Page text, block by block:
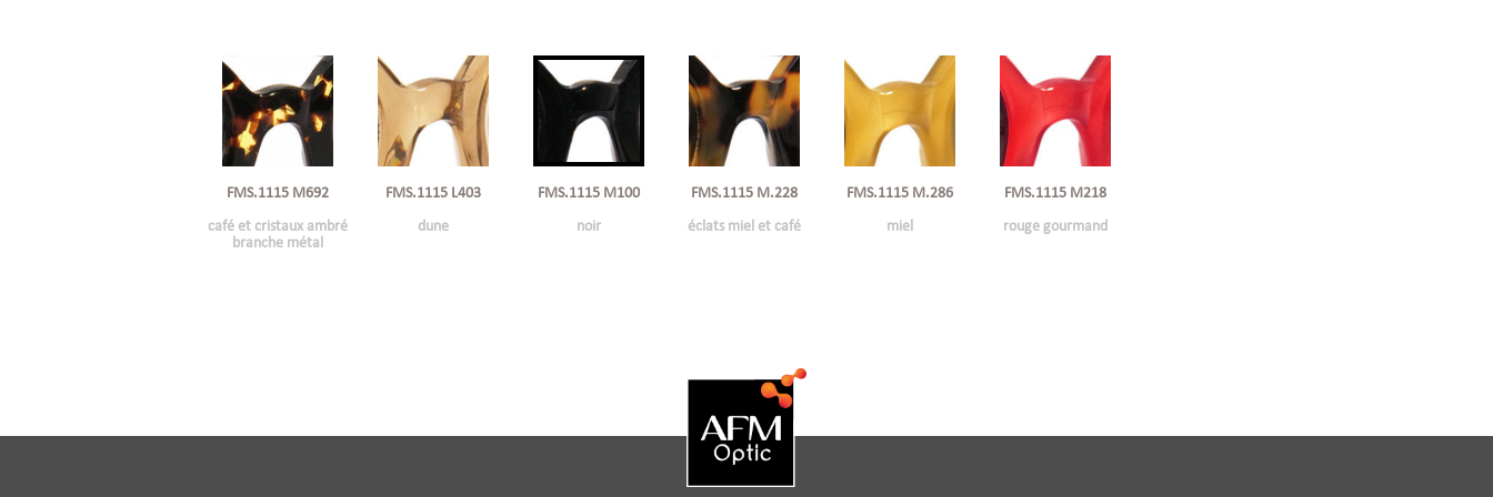
FMS.1115 M692
café et cristaux ambré
branche métal
FMS.1115 L403
dune
FMS.1115 M100
noir
FMS.1115 M.228
éclats miel et café
FMS.1115 M.286
miel
FMS.1115 M218
rouge gourmand